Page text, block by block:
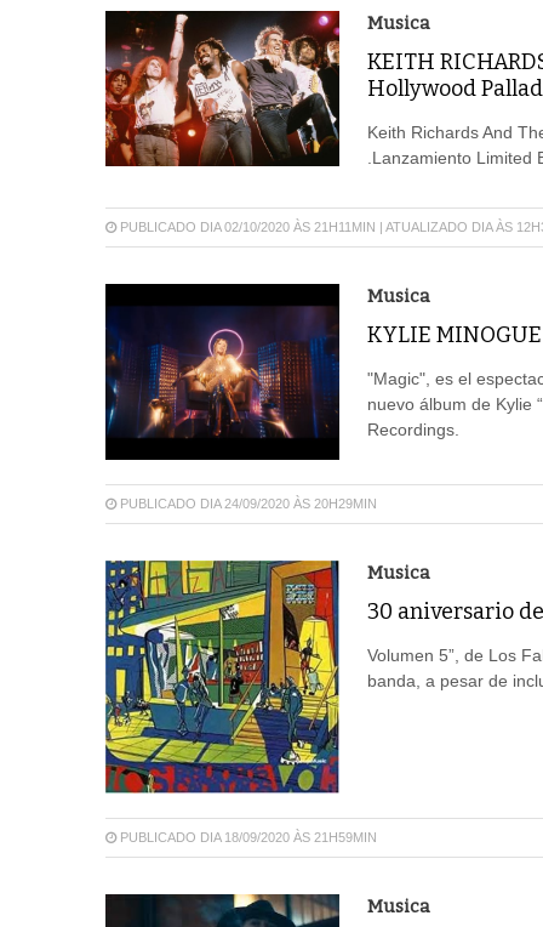
Musica
KEITH
Hollywood
Keith Richards And
.Lanzamiento Limited
PUBLICADO DIA 02/10/2020 ÀS 21H11MIN | ATUALIZADO DIA ÀS
Musica
KYLIE
"Magic", es el
nuevo álbum de Kylie
Recordings.
PUBLICADO DIA 24/09/2020 ÀS 20H29MIN
Musica
30 aniversario de
Volumen 5”, de Los
banda, a pesar de
PUBLICADO DIA 18/09/2020 ÀS 21H59MIN
Musica